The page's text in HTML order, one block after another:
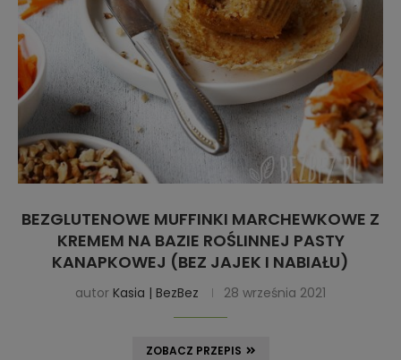
BEZGLUTENOWE MUFFINKI MARCHEWKOWE Z
KREMEM NA BAZIE ROŚLINNEJ PASTY
KANAPKOWEJ (BEZ JAJEK I NABIAŁU)
autor Kasia | BezBez 28 września 2021
ZOBACZ PRZEPIS